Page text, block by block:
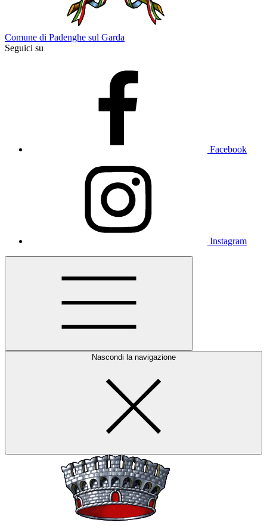
Comune di Padenghe sul Garda
Seguici su
Facebook
Instagram
Nascondi la navigazione